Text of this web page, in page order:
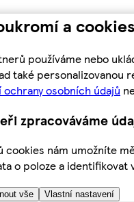
a cookies
používáme nebo
také personalizovanou
ochrany osobních údajů
zpracováváme
cookies nám umožníte
o poloze a identifikovat
vše Vlastní nastavení